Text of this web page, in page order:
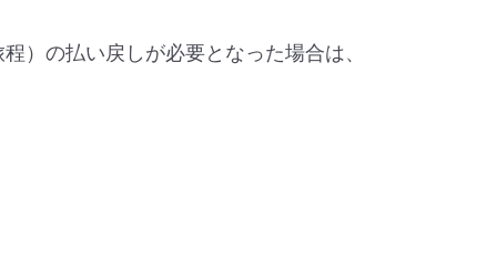
）の払い戻しが必要となった場合は、